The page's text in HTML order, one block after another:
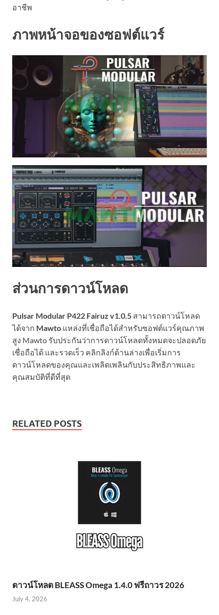
อาชีพ
ภาพหน้าจอของซอฟต์แวร์
ส่วนการดาวน์โหลด
Pulsar Modular P422 Fairuz v1.0.5 สามารถดาวน์โหลด
ได้จาก Mawto แหล่งที่เชื่อถือได้สำหรับซอฟต์แวร์คุณภาพ
สูง Mawto รับประกันว่าการดาวน์โหลดทั้งหมดจะปลอดภัย
เชื่อถือได้ และรวดเร็ว คลิกลิงก์ด้านล่างเพื่อเริ่มการ
ดาวน์โหลดของคุณและเพลิดเพลินกับประสิทธิภาพและ
คุณสมบัติที่ดีที่สุด
RELATED POSTS
ดาวน์โหลด BLEASS Omega 1.4.0 ฟรีถาวร 2026
July 4, 2026